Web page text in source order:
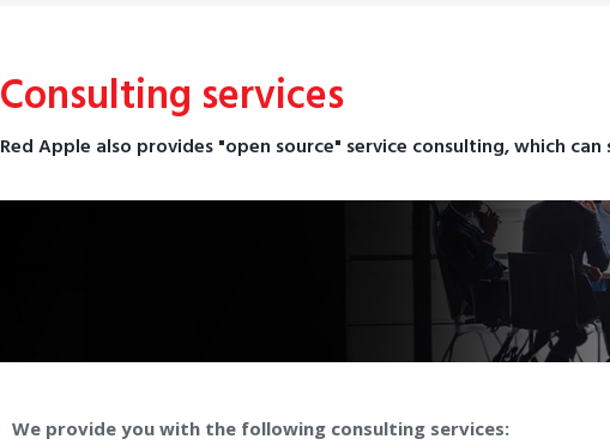
Consulting services
Red Apple also provides "open source" service consulting, which
We provide you with the following consulting services: